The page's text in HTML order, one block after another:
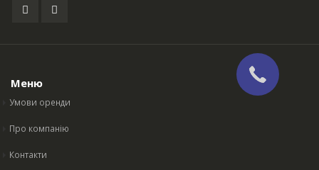
Меню
Умови оренди
Про компанію
Контакти